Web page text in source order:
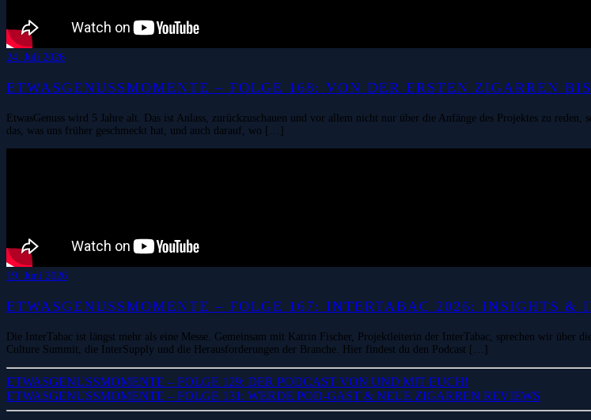
24. Juli 2026
ETWASGENUSSMOMENTE – FOLGE 168: VON DER ERSTEN ZIGARREN
EtwasGenuss wird 5 Jahre alt. Das ist Anlass, zurückzuschauen und vor allem nicht nur über die Anfänge des Projektes zu
das, was uns früher geschmeckt hat, und auch darauf, wo […]
19. Juni 2026
ETWASGENUSSMOMENTE – FOLGE 167: INTERTABAC 2026: INSIGHTS &
Die InterTabac ist längst mehr als eine Messe. Gemeinsam mit Katrin Fischer, Projektleiterin der InterTabac, sprechen wir über
Culture Summit, die InterSupply und die Herausforderungen der Branche. Hier findest du den Podcast […]
ETWASGENUSSMOMENTE – FOLGE 129: DER PODCAST VON UND MIT EUCH!
ETWASGENUSSMOMENTE – FOLGE 131: WERDE POD-GAST & NEUE ZIGARREN REVIEWS